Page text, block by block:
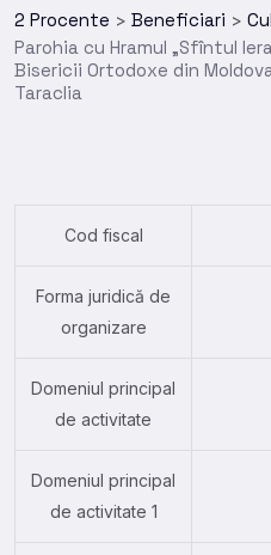
2 Procente > Beneficiari >
Parohia cu Hramul „Sfîntul
Bisericii Ortodoxe din
Taraclia
Cod fiscal
Forma juridică de
organizare
Domeniul principal
de activitate
Domeniul principal
de activitate 1